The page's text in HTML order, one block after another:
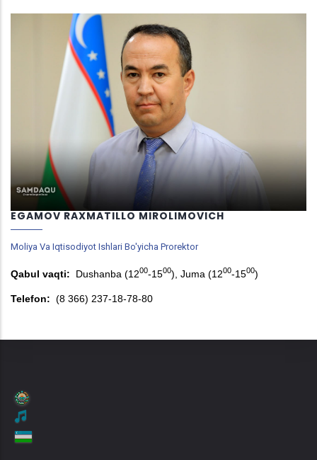
EGAMOV RAXMATILLO MIROLIMOVICH
Moliya Va Iqtisodiyot Ishlari Bo'yicha Prorektor
Qabul vaqti: Dushanba (1200-1500), Juma (1200-1500)
Telefon: (8 366) 237-18-78-80